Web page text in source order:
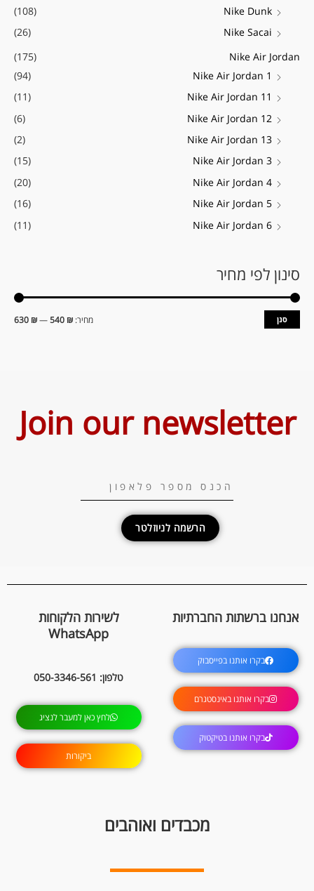
Nike Dunk
(108)
Nike Sacai
(26)
Nike Air Jordan
(175)
Nike Air Jordan 1
(94)
Nike Air Jordan 11
(11)
Nike Air Jordan 12
(6)
Nike Air Jordan 13
(2)
Nike Air Jordan 3
(15)
Nike Air Jordan 4
(20)
Nike Air Jordan 5
(16)
Nike Air Jordan 6
(11)
סינון לפי מחיר
סנן מחיר: ₪ 540
—
₪ 630
Join our newsletter
הרשמה לניוזלטר
אנחנו ברשתות החברתיות
בקרו אותנו בפייסבוק
בקרו אותנו באינסטגרם
בקרו אותנו בטיקטוק
לשירות הלקוחות
WhatsApp
טלפון: 050-3346-561
לחץ כאן למעבר לנציג
ביקורות
מכבדים ואוהבים